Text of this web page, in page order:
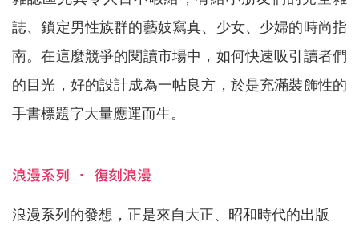
誌、鎖定男性族群的藝妓寫真、少女、少婦的時尚指
南。在這麼競爭的閱讀市場中，如何快速吸引讀者們
的目光，好的設計成為一帖良方，於是充滿裝飾性的
手書標題字大量應運而生。
浪漫系列 ‧ 復刻浪漫
浪漫系列的發想，正是來自大正、昭和時代的出版